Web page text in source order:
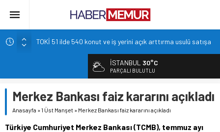
TOKİ 51 ilde 540 konut ve iş yerini açık arttırma usulü satışa
çıkarıyor.
İçişleri Bakanlığı, Görevde Yükselme ve Unvan Değişikliği
Yazılı Sınavları’nın tarihlerini duyurdu.
Tuncay Cengiz: Market fişi maaş bordrosunu çoktan geçti
Erdal Beşikçioğlu tutuklandı: 39 kişi cezaevine gönderildi
İSTANBUL 30°C
PARÇALI BULUTLU
Merkez Bankası faiz kararını açıkladı
Anasayfa »1 Üst Manşet » Merkez Bankası faiz kararını açıkladı
Türkiye Cumhuriyet Merkez Bankası (TCMB), temmuz ayı